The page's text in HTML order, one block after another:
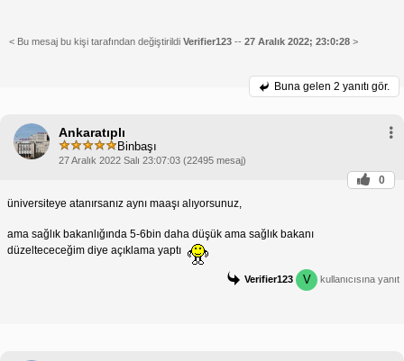
< Bu mesaj bu kişi tarafından değiştirildi Verifier123 -- 27 Aralık 2022; 23:0:28 >
Buna gelen 2 yanıtı gör.
Ankaratıplı
Binbaşı
27 Aralık 2022 Salı 23:07:03 (22495 mesaj)
0
üniversiteye atanırsanız aynı maaşı alıyorsunuz,
ama sağlık bakanlığında 5-6bin daha düşük ama sağlık bakanı
düzeltececeğim diye açıklama yaptı
Verifier123 V kullanıcısına yanıt